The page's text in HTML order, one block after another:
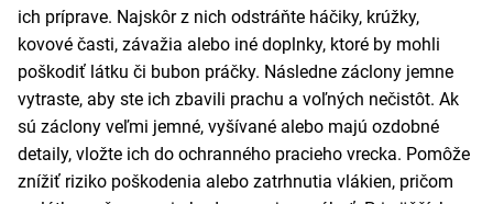
ich príprave. Najskôr z nich odstráňte háčiky, krúžky,
kovové časti, závažia alebo iné doplnky, ktoré by mohli
poškodiť látku či bubon práčky. Následne záclony jemne
vytraste, aby ste ich zbavili prachu a voľných nečistôt. Ak
sú záclony veľmi jemné, vyšívané alebo majú ozdobné
detaily, vložte ich do ochranného pracieho vrecka. Pomôže
znížiť riziko poškodenia alebo zatrhnutia vlákien, pričom